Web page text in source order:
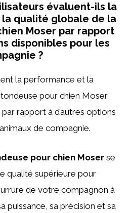
évaluent-ils la
qualité globale de la
Moser par rapport
disponibles pour les
?
la performance et la
pour chien Moser
par rapport à d’autres options
de compagnie.
pour chien Moser se
qualité supérieure pour
de votre compagnon à
puissance, sa précision et sa